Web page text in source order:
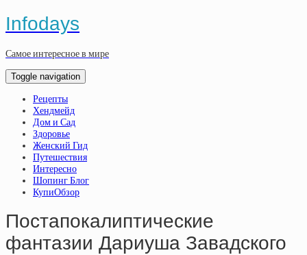
Infodays
Самое интересное в мире
Toggle navigation
Рецепты
Хендмейд
Дом и Сад
Здоровье
Женский Гид
Путешествия
Интересно
Шопинг Блог
КупиОбзор
Постапокалиптические
фантазии Дариуша Завадского